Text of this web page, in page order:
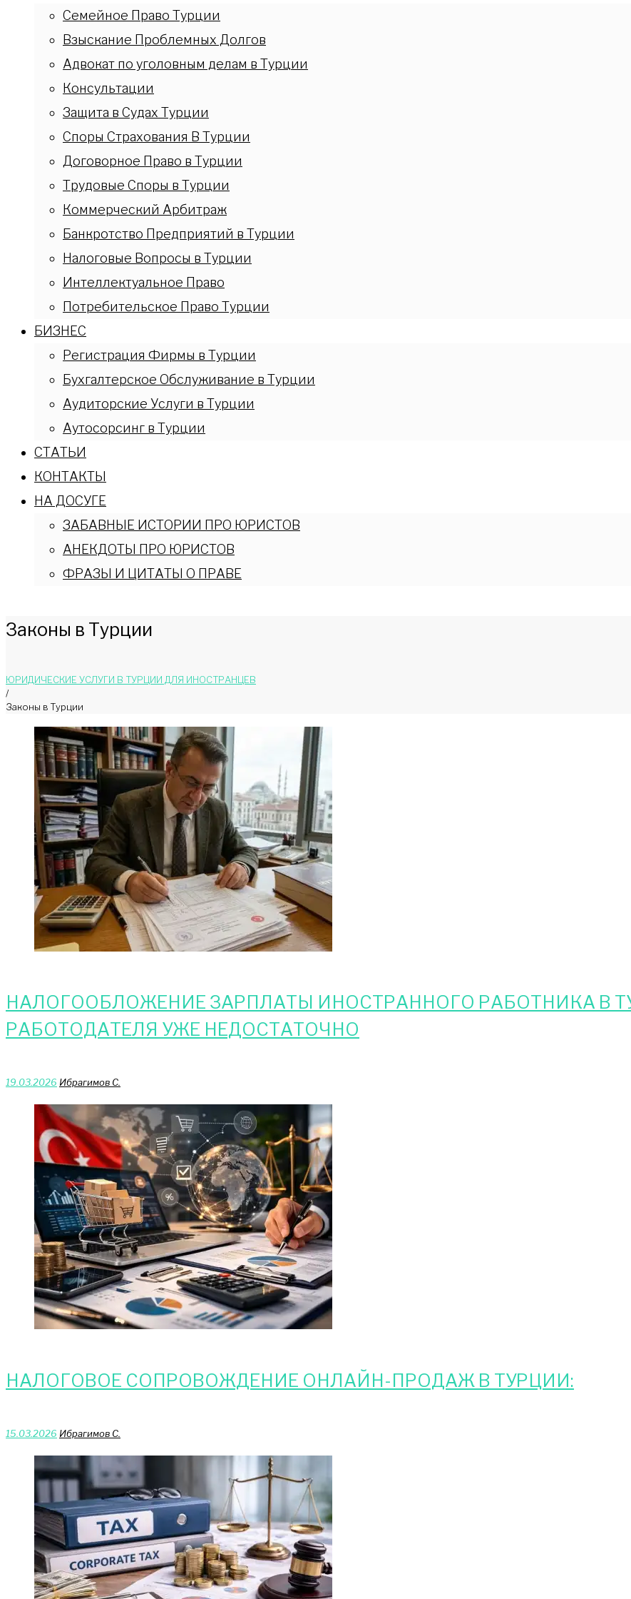
Семейное Право Турции
Взыскание Проблемных Долгов
Адвокат по уголовным делам в Турции
Консультации
Защита в Судах Турции
Споры Страхования В Турции
Договорное Право в Турции
Трудовые Споры в Турции
Коммерческий Арбитраж
Банкротство Предприятий в Турции
Налоговые Вопросы в Турции
Интеллектуальное Право
Потребительское Право Турции
БИЗНЕС
Регистрация Фирмы в Турции
Бухгалтерское Обслуживание в Турции
Аудиторские Услуги в Турции
Аутосорсинг в Турции
СТАТЬИ
КОНТАКТЫ
НА ДОСУГЕ
ЗАБАВНЫЕ ИСТОРИИ ПРО ЮРИСТОВ
АНЕКДОТЫ ПРО ЮРИСТОВ
ФРАЗЫ И ЦИТАТЫ О ПРАВЕ
Законы в Турции
ЮРИДИЧЕСКИЕ УСЛУГИ В ТУРЦИИ ДЛЯ ИНОСТРАНЦЕВ
/
Законы в Турции
Рубрика:
Законы
в
Турции
НАЛОГООБЛОЖЕНИЕ ЗАРПЛАТЫ ИНОСТРАННОГО РАБОТНИКА В
РАБОТОДАТЕЛЯ УЖЕ НЕДОСТАТОЧНО
19.03.2026 Ибрагимов С.
НАЛОГОВОЕ СОПРОВОЖДЕНИЕ ОНЛАЙН-ПРОДАЖ В ТУРЦИИ:
15.03.2026 Ибрагимов С.